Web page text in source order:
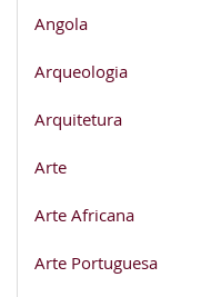
Angola
Arqueologia
Arquitetura
Arte
Arte Africana
Arte Portuguesa